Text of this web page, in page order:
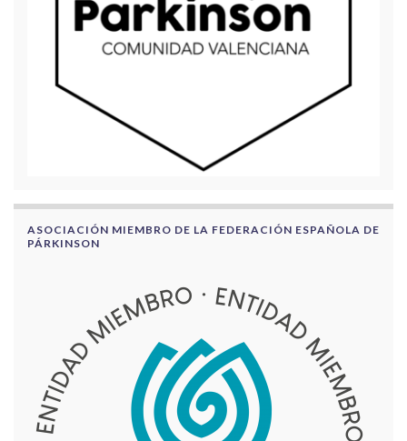
ASOCIACIÓN MIEMBRO DE LA FEDERACIÓN ESPAÑOLA DE
PÁRKINSON